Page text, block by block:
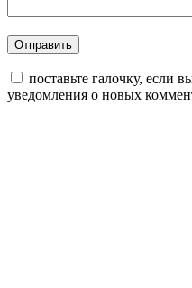
поставьте галочку, если
уведомления о новых